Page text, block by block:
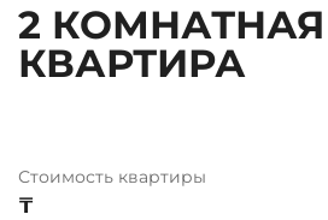
2 КОМНАТНАЯ
КВАРТИРА
Стоимость квартиры
₸